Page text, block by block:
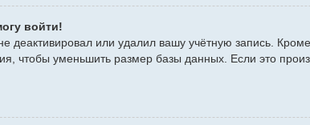
войти!
деактивировал или удалил вашу учётную запись.
чтобы уменьшить размер базы данных. Если это